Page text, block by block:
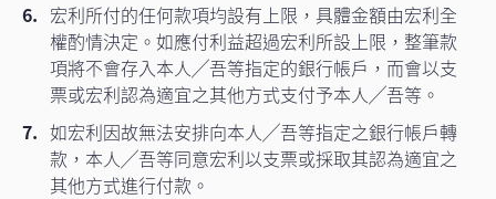
宏利所付的任何款項均設有上限，具體金額由宏利全
權酌情決定。如應付利益超過宏利所設上限，整筆款
項將不會存入本人╱吾等指定的銀行帳戶，而會以支
票或宏利認為適宜之其他方式支付予本人╱吾等。
如宏利因故無法安排向本人╱吾等指定之銀行帳戶轉
款，本人╱吾等同意宏利以支票或採取其認為適宜之
其他方式進行付款。